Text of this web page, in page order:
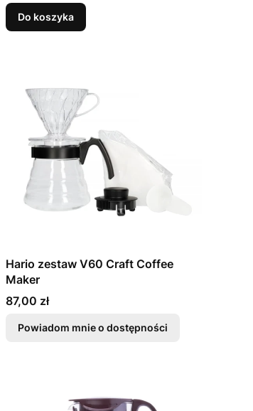
Do koszyka
Hario zestaw V60 Craft Coffee
Maker
Cena
87,00 zł
Powiadom mnie o dostępności